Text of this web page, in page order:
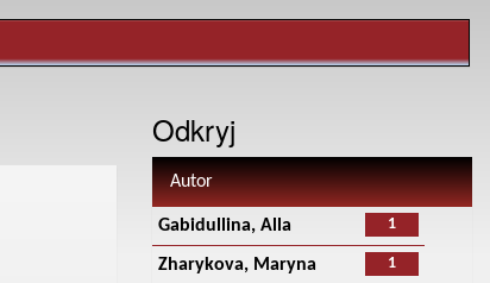
Odkryj
Autor
1
Gabidullina, Alla
1
Zharykova, Maryna